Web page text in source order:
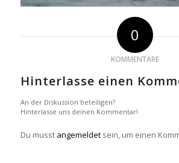
0
KOMMENTARE
Hinterlasse einen
An der Diskussion beteiligen?
Hinterlasse uns deinen Kommentar!
Du musst angemeldetsein, um einen